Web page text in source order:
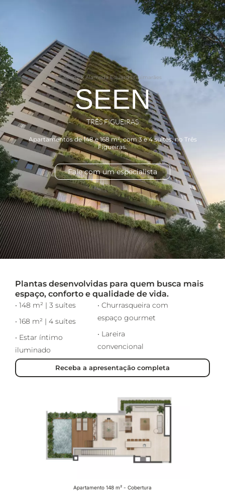
Melnick Alameda Eduardo Guimarães
SEEN
TRÊS FIGUEIRAS
Apartamentos de 148 e 168 m², com 3 e 4 suítes, no Três
Figueiras.
Fale com um especialista
Plantas desenvolvidas para quem busca mais
espaço, conforto e qualidade de vida.
• 148 m² | 3 suítes
• 168 m² | 4 suítes
• Estar íntimo
iluminado
• Churrasqueira com
espaço gourmet
• Lareira
convencional
Receba a apresentação completa
Apartamento 148 m² - Cobertura